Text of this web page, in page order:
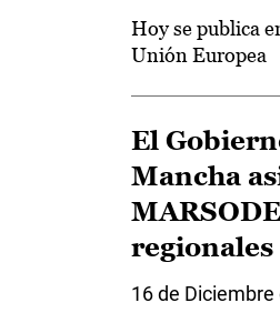
Hoy se publica
Unión Europea
El
Mancha
regionales
16 de Diciembre